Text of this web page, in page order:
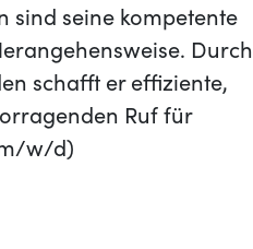
sind seine kompetente
Durch
schafft er effiziente,
Ruf für
w/d)